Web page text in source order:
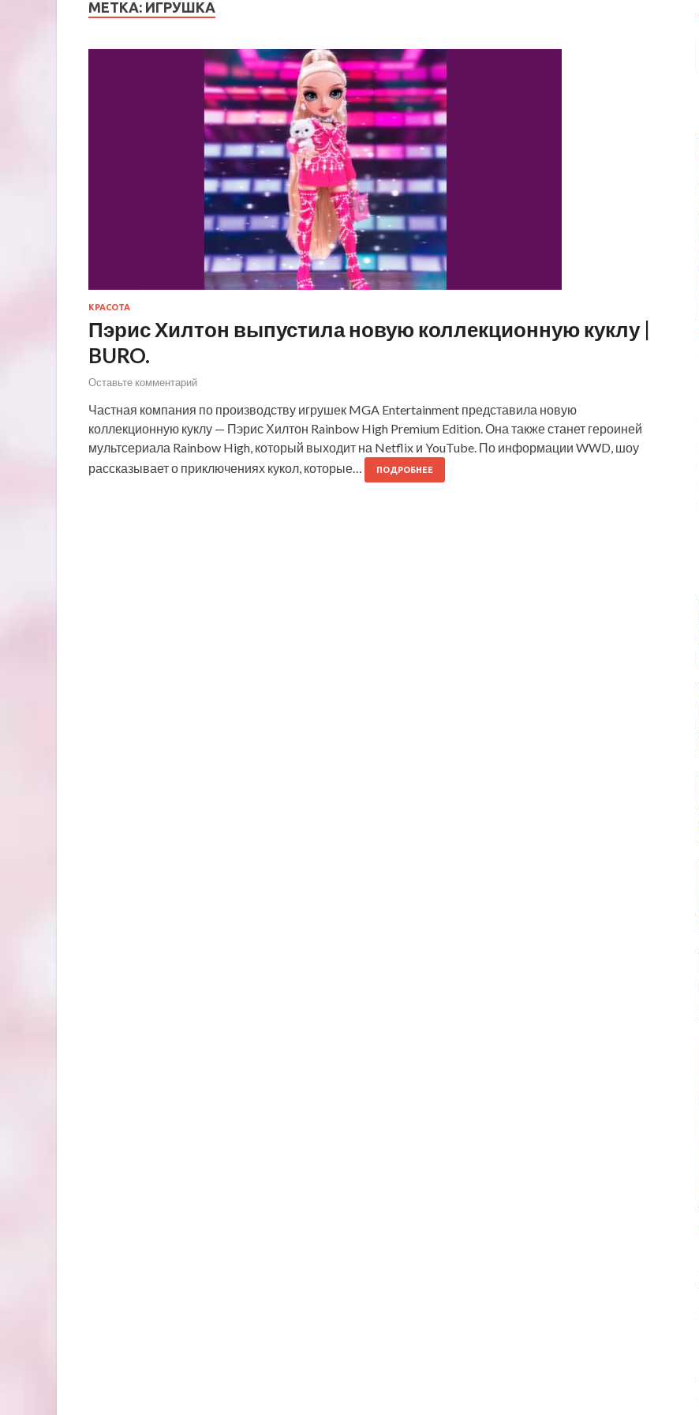
МЕТКА: ИГРУШКА
КРАСОТА
Пэрис Хилтон выпустила новую коллекционную куклу |
BURO.
Оставьте комментарий
Частная компания по производству игрушек MGA Entertainment представила новую
коллекционную куклу — Пэрис Хилтон Rainbow High Premium Edition. Она также станет героиней
мультсериала Rainbow High, который выходит на Netflix и YouTube. По информации WWD, шоу
рассказывает о приключениях кукол, которые…
ПОДРОБНЕЕ